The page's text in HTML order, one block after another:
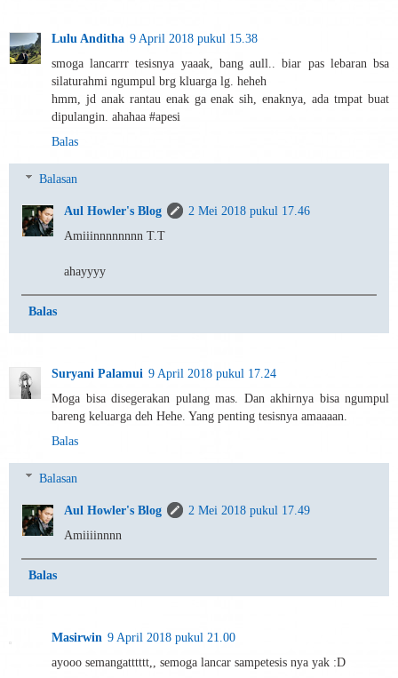
Lulu Anditha 9 April 2018 pukul 15.38
smoga lancarrr tesisnya yaaak, bang aull.. biar pas lebaran bsa
silaturahmi ngumpul brg kluarga lg. heheh
hmm, jd anak rantau enak ga enak sih, enaknya, ada tmpat buat
dipulangin. ahahaa #apesi
Balas
Balasan
Aul Howler's Blog
2 Mei 2018 pukul 17.46
Amiiinnnnnnnn T.T
ahayyyy
Balas
Suryani Palamui 9 April 2018 pukul 17.24
Moga bisa disegerakan pulang mas. Dan akhirnya bisa ngumpul
bareng keluarga deh Hehe. Yang penting tesisnya amaaaan.
Balas
Balasan
Aul Howler's Blog
2 Mei 2018 pukul 17.49
Amiiiinnnn
Balas
Masirwin 9 April 2018 pukul 21.00
ayooo semangatttttt,, semoga lancar sampetesis nya yak :D